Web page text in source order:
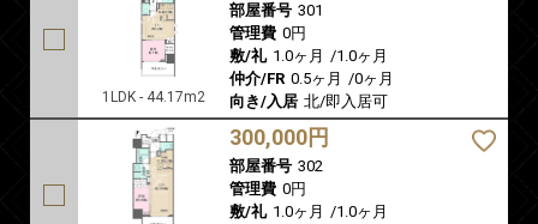
1LDK - 44.17m2
部屋番号 301
管理費 0円
敷/礼 1.0ヶ月 /1.0ヶ月
仲介/FR 0.5ヶ月 /0ヶ月
向き/入居 北/即入居可
300,000円
部屋番号 302
管理費 0円
敷/礼 1.0ヶ月 /1.0ヶ月